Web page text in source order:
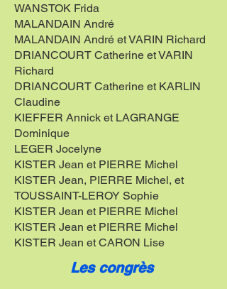
WANSTOK Frida
MALANDAIN André
MALANDAIN André et VARIN Richard
DRIANCOURT Catherine et VARIN
Richard
DRIANCOURT Catherine et KARLIN
Claudine
KIEFFER Annick et LAGRANGE
Dominique
LEGER Jocelyne
KISTER Jean et PIERRE Michel
KISTER Jean, PIERRE Michel, et
TOUSSAINT-LEROY Sophie
KISTER Jean et PIERRE Michel
KISTER Jean et PIERRE Michel
KISTER Jean et CARON Lise
Les congrès